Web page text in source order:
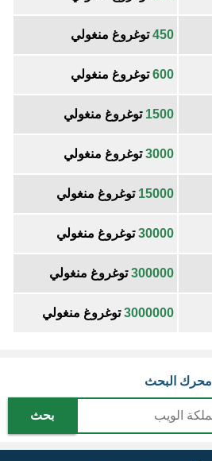
450توغروغ منغولي
600توغروغ منغولي
1500 توغروغ منغولي
3000توغروغ منغولي
15000 توغروغ منغولي
30000توغروغ منغولي
300000توغروغ منغولي
3000000توغروغ منغولي
محرك البحث
بحث